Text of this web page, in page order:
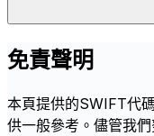
免責聲明
本頁提供的SWIFT代
供一般參考。儘管我